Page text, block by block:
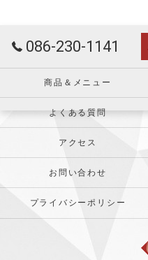
086-230-1141
商品＆メニュー
よくある質問
アクセス
お問い合わせ
プライバシーポリシー